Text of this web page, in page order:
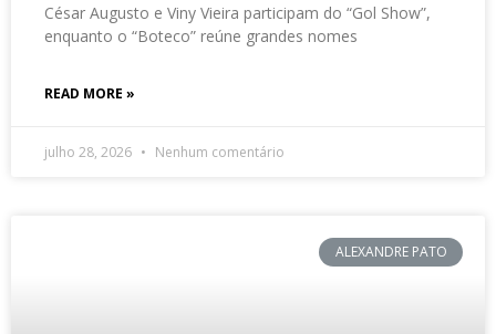
César Augusto e Viny Vieira participam do “Gol Show”,
enquanto o “Boteco” reúne grandes nomes
READ MORE »
julho 28, 2026 Nenhum comentário
ALEXANDRE PATO